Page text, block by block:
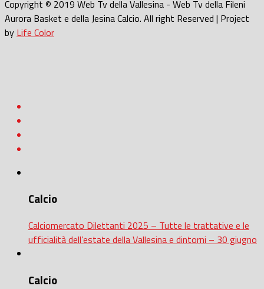
Copyright © 2019 Web Tv della Vallesina - Web Tv della Fileni
Aurora Basket e della Jesina Calcio. All right Reserved | Project
by Life Color
Calcio
Calciomercato Dilettanti 2025 – Tutte le trattative e le
ufficialità dell’estate della Vallesina e dintorni – 30 giugno
Calcio